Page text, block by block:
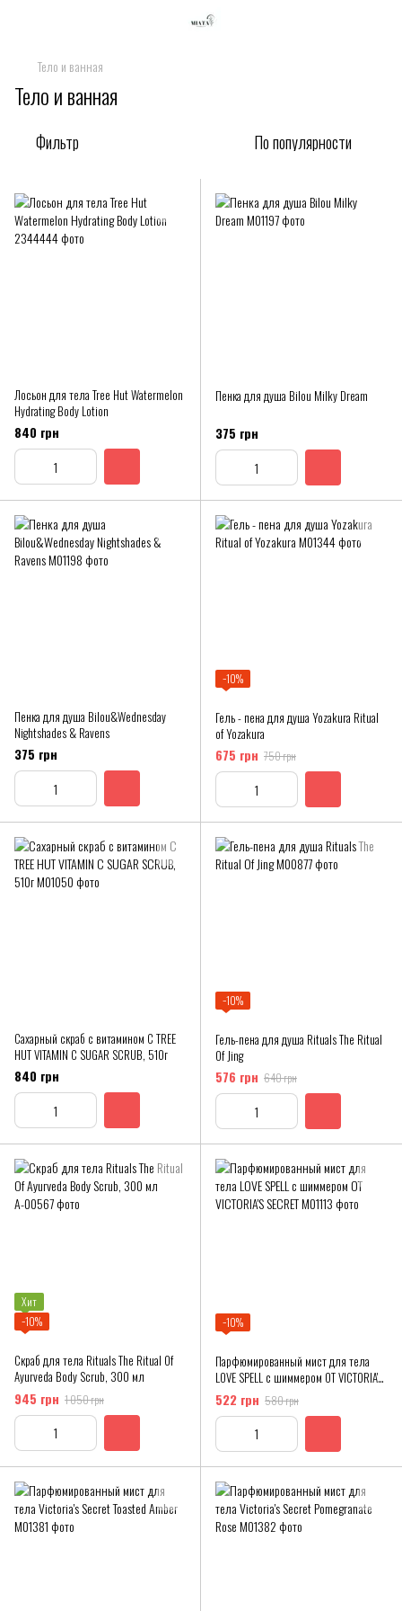
Тело и ванная
Тело и ванная
Фильтр По популярности
Лосьон для тела Tree Hut Watermelon
Hydrating Body Lotion
840 грн
Пенка для душа Bilou Milky Dream
375 грн
Пенка для душа Bilou&Wednesday
Nightshades & Ravens
375 грн
−10%
Гель - пена для душа Yozakura Ritual
of Yozakura
675 грн 750 грн
Сахарный скраб с витамином C TREE
HUT VITAMIN C SUGAR SCRUB, 510г
840 грн
−10%
Гель-пена для душа Rituals The Ritual
Of Jing
576 грн 640 грн
Хит
−10%
Скраб для тела Rituals The Ritual Of
Ayurveda Body Scrub, 300 мл
945 грн 1 050 грн
−10%
Парфюмированный мист для тела
LOVE SPELL с шиммером ОТ VICTORIA'S
SECRET
522 грн 580 грн